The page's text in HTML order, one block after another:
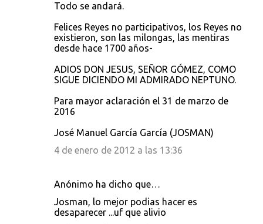
Todo se andará.
Felices Reyes no participativos, los Reyes no
existieron, son las milongas, las mentiras
desde hace 1700 años-
ADIOS DON JESUS, SEÑOR GÓMEZ, COMO
SIGUE DICIENDO MI ADMIRADO NEPTUNO.
Para mayor aclaración el 31 de marzo de
2016
José Manuel García García (JOSMAN)
4 de enero de 2012 a las 13:36
Anónimo ha dicho que…
Josman, lo mejor podias hacer es
desaparecer ...uf que alivio